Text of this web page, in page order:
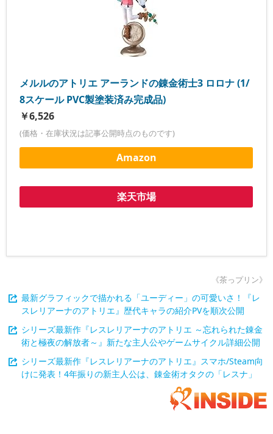
メルルのアトリエ アーランドの錬金術士3 ロロナ (1/
8スケール PVC製塗装済み完成品)
￥6,526
(価格・在庫状況は記事公開時点のものです)
Amazon
楽天市場
《茶っプリン》
最新グラフィックで描かれる「ユーディー」の可愛いさ！『レ
スレリアーナのアトリエ』歴代キャラの紹介PVを順次公開
シリーズ最新作『レスレリアーナのアトリエ ～忘れられた錬金
術と極夜の解放者～』新たな主人公やゲームサイクル詳細公開
シリーズ最新作『レスレリアーナのアトリエ』スマホ/Steam向
けに発表！4年振りの新主人公は、錬金術オタクの「レスナ」